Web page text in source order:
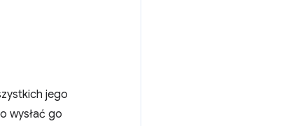
jego
wysłać go